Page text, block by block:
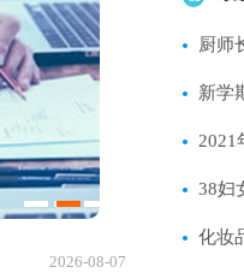
2026-08-07
厨师
新学
2021
录大
38妇
化妆